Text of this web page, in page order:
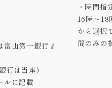
富山第一銀行ま
行は当座)
ルに記載
・時間
16時～
から選択
間のみの